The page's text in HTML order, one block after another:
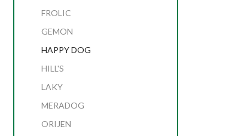
FROLIC
GEMON
HAPPY DOG
HILL'S
LAKY
MERADOG
ORIJEN